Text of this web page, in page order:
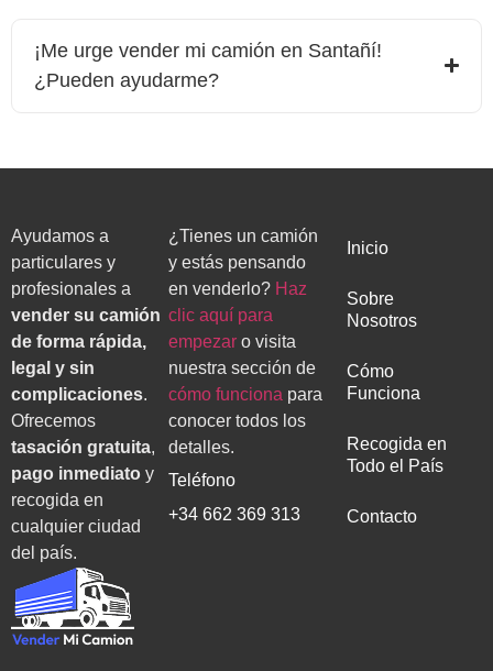
¡Me urge vender mi camión en Santañí!
¿Pueden ayudarme?
Ayudamos a
particulares y
profesionales a
vender su camión
de forma rápida,
legal y sin
complicaciones.
Ofrecemos
tasación gratuita,
pago inmediato y
recogida en
cualquier ciudad
del país.
¿Tienes un camión
y estás pensando
en venderlo? Haz
clic aquí para
empezaro visita
nuestra sección de
cómo funciona para
conocer todos los
detalles.
Teléfono
+34 662 369 313
Inicio
Sobre
Nosotros
Cómo
Funciona
Recogida en
Todo el País
Contacto